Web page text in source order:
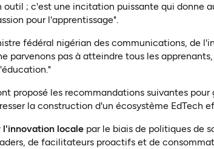
outil ; c'est une incitation puissante qui donne
pour l'apprentissage".
fédéral nigérian des communications, de
parvenons pas à atteindre tous les
proposé les recommandations suivantes
la construction d'un écosystème EdTech
l'innovation locale par le biais de politiques de
de facilitateurs proactifs et de